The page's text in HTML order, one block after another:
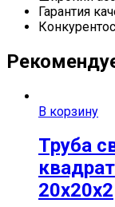
Гарантия
В корзину
Труба
20х20х2